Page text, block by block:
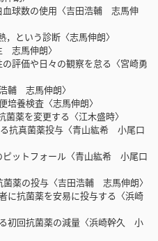
球数の使用〈吉田浩輔 志馬伸
という診断〈志馬伸朗〉
志馬伸朗〉
価や日々の観察を怠る〈宮崎勇
輔 志馬伸朗〉
養検査〈志馬伸朗〉
薬を変更する〈江木盛時〉
真菌薬投与〈青山紘希 小尾口
ットフォール〈青山紘希 小尾口
薬の投与〈吉田浩輔 志馬伸朗〉
抗菌薬を安易に投与する〈浜崎
回抗菌薬の減量〈浜崎幹久 小